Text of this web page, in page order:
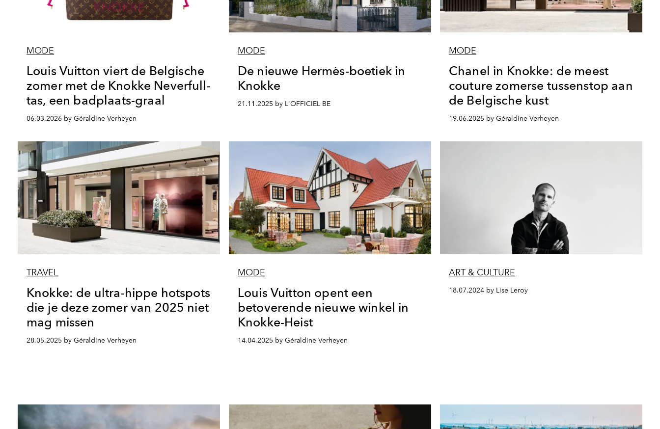
MODE
Louis Vuitton viert de Belgische
zomer met de Knokke Neverfull-
tas, een badplaats-graal
06.03.2026 by Géraldine Verheyen
MODE
De nieuwe Hermès-boetiek in
Knokke
21.11.2025 by L'OFFICIEL BE
MODE
Chanel in Knokke: de meest
couture zomerse tussenstop aan
de Belgische kust
19.06.2025 by Géraldine Verheyen
TRAVEL
Knokke: de ultra-hippe hotspots
die je deze zomer van 2025 niet
mag missen
28.05.2025 by Géraldine Verheyen
MODE
Louis Vuitton opent een
betoverende nieuwe winkel in
Knokke-Heist
14.04.2025 by Géraldine Verheyen
ART & CULTURE
18.07.2024 by Lise Leroy